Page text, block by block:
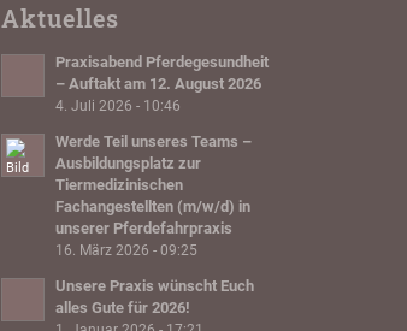
Aktuelles
Praxisabend Pferdegesundheit
– Auftakt am 12. August 2026
4. Juli 2026 - 10:46
Werde Teil unseres Teams –
Ausbildungsplatz zur
Tiermedizinischen
Fachangestellten (m/w/d) in
unserer Pferdefahrpraxis
16. März 2026 - 09:25
Unsere Praxis wünscht Euch
alles Gute für 2026!